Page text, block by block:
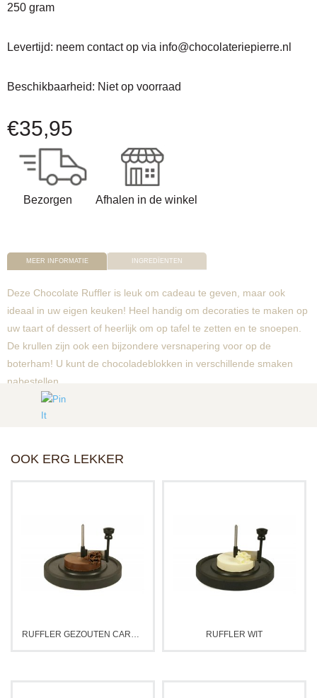
250 gram
Levertijd: neem contact op via info@chocolateriepierre.nl
Beschikbaarheid: Niet op voorraad
€35,95
Bezorgen Afhalen in de winkel
MEER INFORMATIE INGREDÏENTEN
Deze Chocolate Ruffler is leuk om cadeau te geven, maar ook
ideaal in uw eigen keuken! Heel handig om decoraties te maken op
uw taart of dessert of heerlijk om op tafel te zetten en te snoepen.
De krullen zijn ook een bijzondere versnapering voor op de
boterham! U kunt de chocoladeblokken in verschillende smaken
nabestellen.
OOK ERG LEKKER
RUFFLER GEZOUTEN CARAMEL RUFFLER WIT